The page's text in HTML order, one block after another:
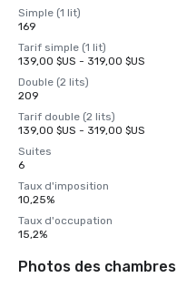
Simple (1 lit)
169
Tarif simple (1 lit)
139,00 $US - 319,00 $US
Double (2 lits)
209
Tarif double (2 lits)
139,00 $US - 319,00 $US
Suites
6
Taux d'imposition
10,25%
Taux d'occupation
15,2%
Photos des chambres